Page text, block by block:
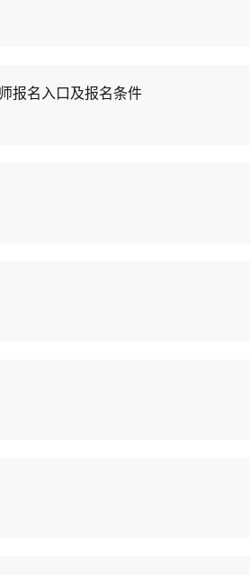
报名入口及报名条件